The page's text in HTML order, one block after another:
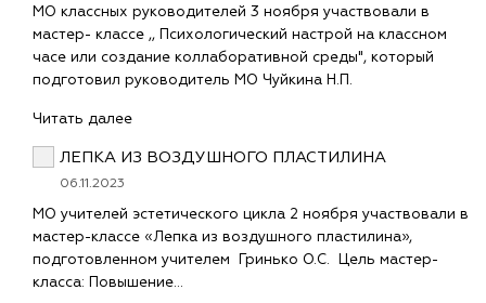
МО классных руководителей 3 ноября участвовали в
мастер- классе ,, Психологический настрой на классном
часе или создание коллаборативной среды", который
подготовил руководитель МО Чуйкина Н.П.
Читать далее
ЛЕПКА ИЗ ВОЗДУШНОГО ПЛАСТИЛИНА
06.11.2023
МО учителей эстетического цикла 2 ноября участвовали в
мастер-классе «Лепка из воздушного пластилина»,
подготовленном учителем Гринько О.С. Цель мастер-
класса: Повышение…